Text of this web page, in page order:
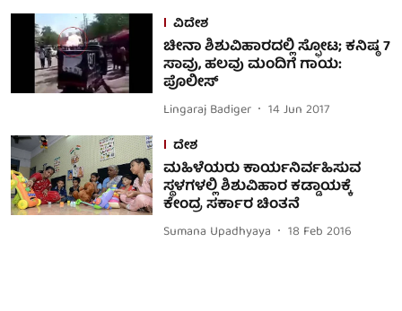
ವಿದೇಶ
ಚೀನಾ ಶಿಶುವಿಹಾರದಲ್ಲಿ ಸ್ಫೋಟ; ಕನಿಷ್ಠ 7
ಸಾವು, ಹಲವು ಮಂದಿಗೆ ಗಾಯ:
ಪೊಲೀಸ್
Lingaraj Badiger
14 Jun 2017
ದೇಶ
ಮಹಿಳೆಯರು ಕಾರ್ಯನಿರ್ವಹಿಸುವ
ಸ್ಥಳಗಳಲ್ಲಿ ಶಿಶುವಿಹಾರ ಕಡ್ಡಾಯಕ್ಕೆ
ಕೇಂದ್ರ ಸರ್ಕಾರ ಚಿಂತನೆ
Sumana Upadhyaya 18 Feb 2016